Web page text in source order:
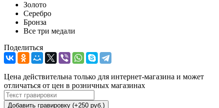
Золото
Серебро
Бронза
Все три медали
Поделиться
Цена действительна только для интернет-магазина и может
отличаться от цен в розничных магазинах
Добавить гравировку (+250 руб.)